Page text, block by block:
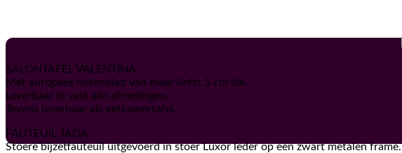
SALONTAFEL VALENTINA.
Met europees notenblad van maar liefst 5 cm dik.
Leverbaar in vast alle afmetingen.
Tevens leverbaar als eetkamertafel.
FAUTEUIL JADA.
Stoere bijzetfauteuil uitgevoerd in stoer Luxor leder op een zwart metalen frame.